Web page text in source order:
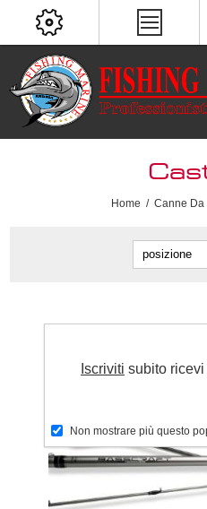
Home / Canne Da
Iscriviti subito ricevi
Non mostrare più questo